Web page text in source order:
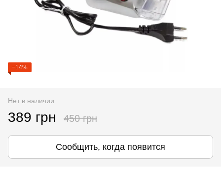
−14%
Нет в наличии
389 грн 450 грн
Сообщить, когда появится